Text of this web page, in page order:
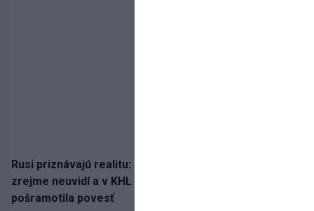
Rusi priznávajú realitu: Spartak milióny od Ružičku
zrejme neuvidí a v KHL si už nezahrá. Liga si
pošramotila povesť